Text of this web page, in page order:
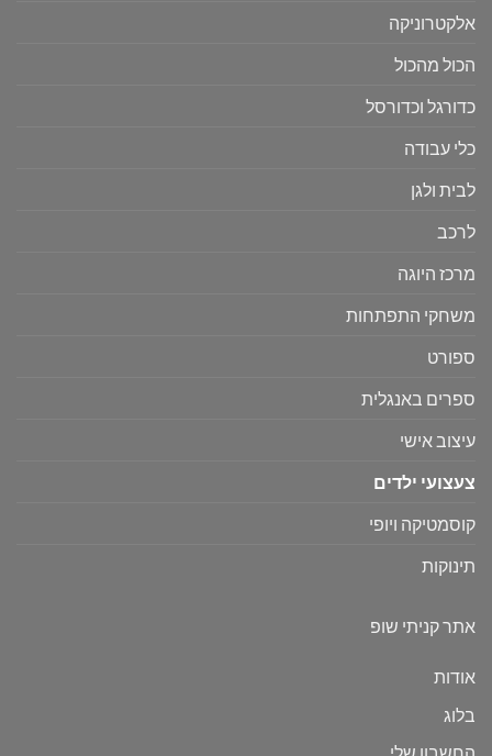
אלקטרוניקה
הכול מהכול
כדורגל וכדורסל
כלי עבודה
לבית ולגן
לרכב
מרכז היוגה
משחקי התפתחות
ספורט
ספרים באנגלית
עיצוב אישי
צעצועי ילדים
קוסמטיקה ויופי
תינוקות
אתר קניתי שופ
אודות
בלוג